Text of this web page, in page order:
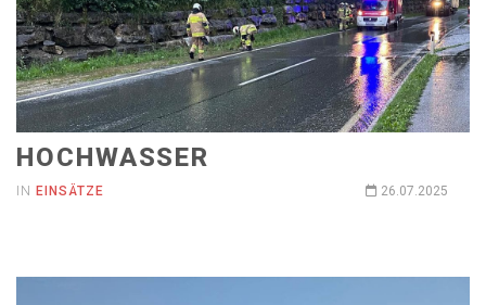
HOCHWASSER
IN EINSÄTZE 26.07.2025